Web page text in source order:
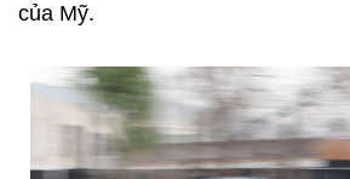
của Mỹ.